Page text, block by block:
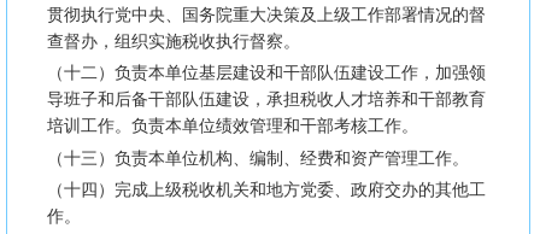
贯彻执行党中央、国务院重大决策及上级工作部署情况的督
查督办，组织实施税收执行督察。
（十二）负责本单位基层建设和干部队伍建设工作，加强领
导班子和后备干部队伍建设，承担税收人才培养和干部教育
培训工作。负责本单位绩效管理和干部考核工作。
（十三）负责本单位机构、编制、经费和资产管理工作。
（十四）完成上级税收机关和地方党委、政府交办的其他工
作。